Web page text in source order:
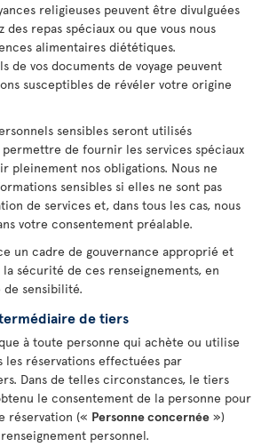
religieuses peuvent être divulguées
des repas spéciaux ou que vous nous
alimentaires diététiques.
de vos documents de voyage peuvent
susceptibles de révéler votre origine
sensibles seront utilisés
de fournir les services spéciaux
pleinement nos obligations. Nous ne
sensibles si elles ne sont pas
de services et, dans tous les cas, nous
votre consentement préalable.
un cadre de gouvernance approprié et
sécurité de ces renseignements, en
sensibilité.
de tiers
à toute personne qui achète ou utilise
les réservations effectuées par
Dans de telles circonstances, le tiers
le consentement de la personne pour
réservation (« Personne concernée »)
personnel.